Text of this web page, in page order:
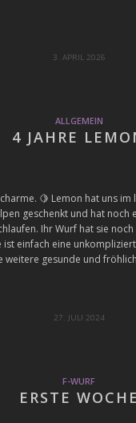
3. APRIL 2026
ALLGEMEIN
4 JAHRE
🍋 Lemon hat uns im
geschenkt und hat noch
Ihr Wurf hat sie
ist einfach eine
weitere gesunde und
27. JULI 2024
F-WURF
ERSTE WOCHE